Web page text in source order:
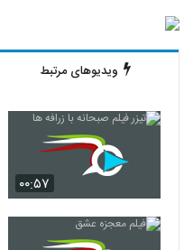
ویدیوهای مرتبط
۰۰:۵۷